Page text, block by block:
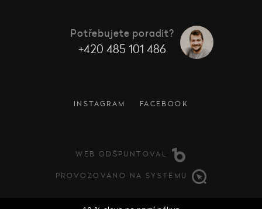
Potřebujete poradit?
+420 485 101 486
INSTAGRAM FACEBOOK
WEB ODŠPUNTOVAL
PROVOZOVÁNO NA SYSTÉMU